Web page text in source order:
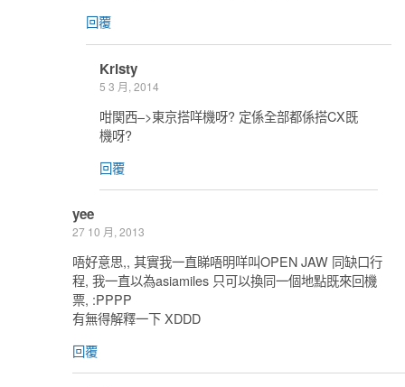
回覆
Kristy
5 3 月, 2014
咁関西–>東京搭咩機呀? 定係全部都係搭CX既
機呀?
回覆
yee
27 10 月, 2013
唔好意思,, 其實我一直睇唔明咩叫OPEN JAW 同缺口行
程, 我一直以為asiamiles 只可以換同一個地點既來回機
票, :PPPP
有無得解釋一下 XDDD
回覆